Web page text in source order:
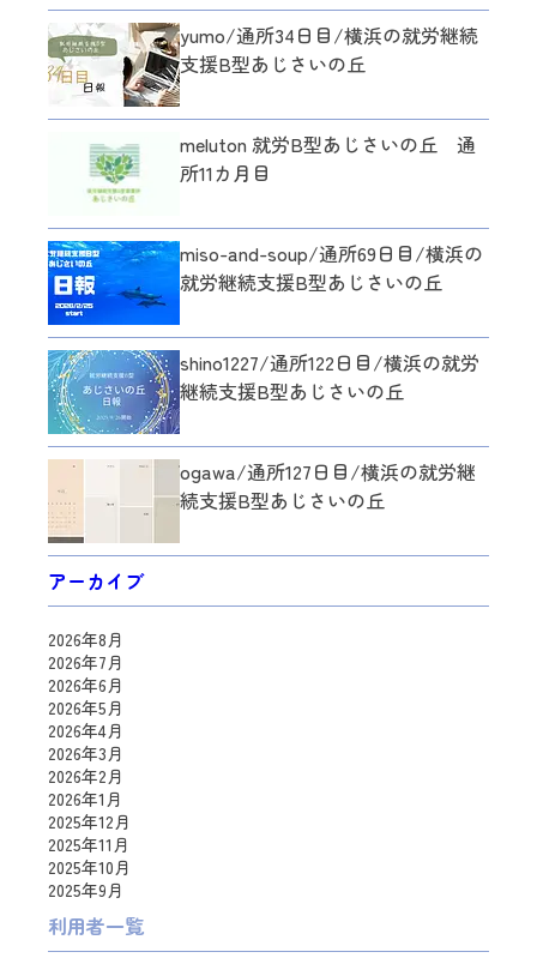
yumo/通所34日目/横浜の就労継続
支援B型あじさいの丘
meluton 就労B型あじさいの丘 通
所11カ月目
miso-and-soup/通所69日目/横浜の
就労継続支援B型あじさいの丘
shino1227/通所122日目/横浜の就労
継続支援B型あじさいの丘
ogawa/通所127日目/横浜の就労継
続支援B型あじさいの丘
アーカイブ
2026年8月
2026年7月
2026年6月
2026年5月
2026年4月
2026年3月
2026年2月
2026年1月
2025年12月
2025年11月
2025年10月
2025年9月
利用者一覧